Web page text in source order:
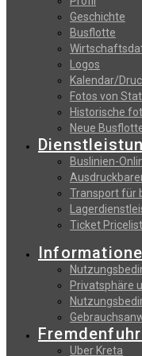
Geschichte
Busflotte
Logos
Kalendar/
Fotos von
Historische
Neue
Buslinien-
Transport für
Ticket
Privatsphäre
Uber Kreta